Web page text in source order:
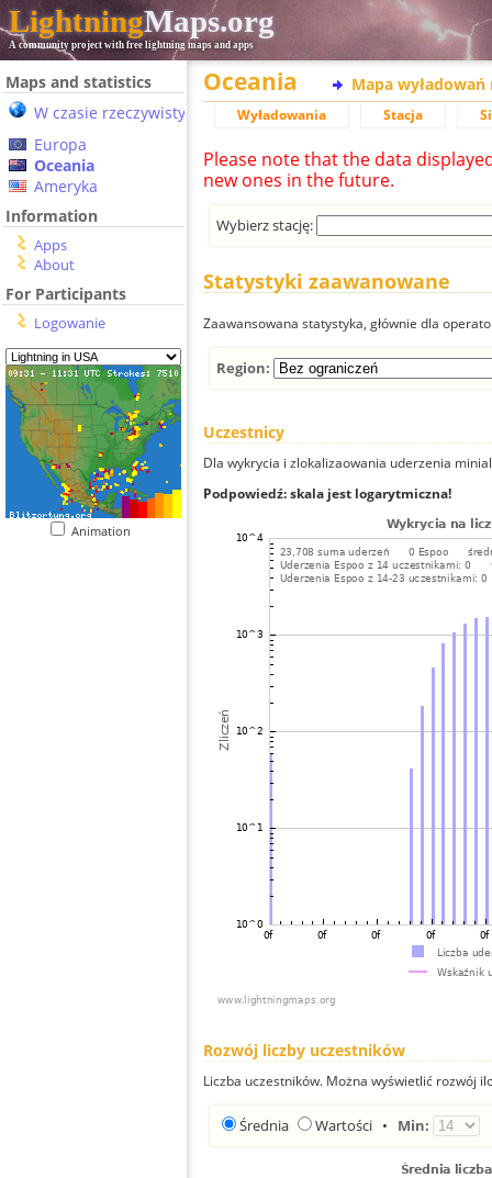
LightningMaps.org
A community project with free lightning maps and apps
Maps and statistics
W czasie rzeczywistym
Europa
Oceania
Ameryka
Information
Apps
About
For Participants
Logowanie
Animation
Oceania Mapa wyładowań
Wyładowania Stacja
Please note that the data
new ones in the future.
Wybierz stację:
Statystyki zaawanowane
Zaawansowana statystyka, głównie dla
Region:
Uczestnicy
Dla wykrycia i zlokalizaowania uderzenia
Podpowiedź: skala jest logarytmiczna!
Rozwój liczby uczestników
Liczba uczestników. Można wyświetlić rozwój
Średnia Wartości • Min: